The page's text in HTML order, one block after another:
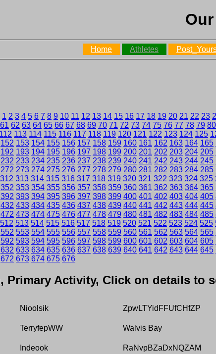
Home Athletes
1 2 3 4 5 6 7 8 9 10 11 12 13 14 15 16 17 18 19 20 21 22 23
61 62 63 64 65 66 67 68 69 70 71 72 73 74 75 76 77 78 79 80
112 113 114 115 116 117 118 119 120 121 122 123 124 125
152 153 154 155 156 157 158 159 160 161 162 163 164 165
192 193 194 195 196 197 198 199 200 201 202 203 204 205
232 233 234 235 236 237 238 239 240 241 242 243 244 245
272 273 274 275 276 277 278 279 280 281 282 283 284 285
312 313 314 315 316 317 318 319 320 321 322 323 324 325
352 353 354 355 356 357 358 359 360 361 362 363 364 365
392 393 394 395 396 397 398 399 400 401 402 403 404 405
432 433 434 435 436 437 438 439 440 441 442 443 444 445
472 473 474 475 476 477 478 479 480 481 482 483 484 485
512 513 514 515 516 517 518 519 520 521 522 523 524 525
552 553 554 555 556 557 558 559 560 561 562 563 564 565
592 593 594 595 596 597 598 599 600 601 602 603 604 605
632 633 634 635 636 637 638 639 640 641 642 643 644 645
672 673 674 675 676
Primary Activity, Click on details to
Nioolsik ZpwLTYidFFUfCHfZP
TerryfepWW Walvis Bay
Indeook RaNvpBZaDxNQZAM